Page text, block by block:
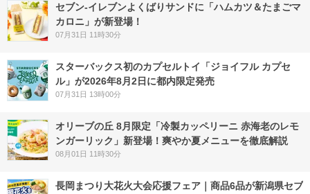
セブン‐イレブンよくばりサンドに「ハムカツ＆たまごマ
カロニ」が新登場！
07月31日 11時30分
スターバックス初のカプセルトイ「ジョイフル カプセ
ル」が2026年8月2日に都内限定発売
07月31日 13時00分
オリーブの丘 8月限定「冷製カッペリーニ 赤海老のレモ
ンガーリック」新登場！爽やか夏メニューを徹底解説
08月01日 11時30分
長岡まつり大花火大会応援フェア｜商品6品が新潟県セブ